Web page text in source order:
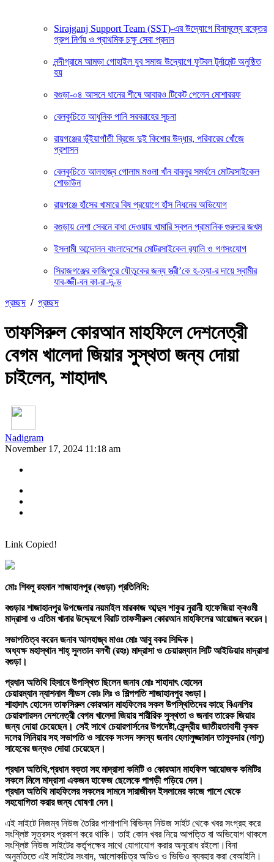
Sirajganj Support Team (SST)-এর উদ্যোগে বিনামূল্যে রক্তের
গ্রুপ নির্ণয় ও প্রাথমিক চক্ষু সেবা প্রদান
নন্দীগ্রামে আমড়া গোহাইল যুব সমাজ উদ্যোগে ফুটবল টুর্নামেন্ট অনুষ্ঠিত
হয়
বগুড়া-০৪ আসনে ধানের শীষে আবারও টিকেট পেলেন মোশাররফ
বেলকুচিতে আধুনিক পানি সরবরাহের সূচনা
রায়গঞ্জের ভূঁইয়াগাঁতী ব্রিজে দুই কিশোর উদ্ধার, পরিবারের খোঁজে
প্রশাসন
বেলকুচিতে আলহাজ্ব গোলাম মওলা খাঁন বাবলুর সমর্থনে মোটরসাইকেল
শোডাউন
রায়গঞ্জে হাঁসের খামারে বিষ প্রয়োগে হাঁস নিধনের অভিযোগ
বগুড়ায় নেশা সেবনে বাধা দেওয়ায় খামারি স্বপন প্রামানিক গুরুতর জখম
ইসলামী আন্দোলন বাংলাদেশের মোটরসাইকেল র‍্যালি ও গণসংযোগ
সিরাজগঞ্জের কাজিপুরে যৌতুকের জন্য স্ত্রী’কে হ-ত্যা-র দায়ে স্বামীর
যাব-জ্জী-বন কা-রা-দ-ন্ড
প্রচ্ছদ / প্রচ্ছদ
তাফসিরুল কোরআন মাহফিলে দেশনেত্রী
বেগম খালেদা জিয়ার সুস্থতা জন্য দোয়া
চাইলেন, শাহাদাৎ
Nadigram
November 17, 2024 11:18 am
Link Copied!
মোঃ শিবলু রহমান শাজাহানপুর (বগুড়া) প্রতিনিধি:
বগুড়ার শাজাহানপুর উপজেলার নয়মাইল মারকাজ আব্দুস শাকুর নুরানী হাফেজিয়া ক্বওমী
মাদ্রাসা ও এতিম খানার উদ্দ্যেগে বিরাট তাফসীরুল কোরআন মাহফিলের আয়োজন করেন।
সভাপতিত্ব করেন জনাব আলহাজ্ব মাওঃ মোঃ আবু বকর সিদ্দিক।
অধ্যক্ষ মহাস্থান শাহ্ সুলতান বলখী (রহঃ) মাদ্রাসা ও চেয়ারম্যান সিটি আইডিয়ার মাদ্রাসা
বগুড়া।
প্রধান অতিথি হিসাবে উপস্থিত ছিলেন জনাব মোঃ শাহাদাৎ হোসেন
চেয়ারম্যান ন্যাশনাল সীডস কোঃ লিঃ ও শিল্পপতি শাজাহানপুর বগুড়া।
শাহাদাৎ হোসেন তাফসিরুল কোরআন মাহফিলের সকল উপস্থিতিদের কাছে বিএনপির
চেয়ারপারসন দেশনেত্রী বেগম খালেদা জিয়ার শারীরিক সুস্থতা ও জনাব তারেক জিয়ার
জন্য দোয়া চেয়েছেন। সেই সাথে চেয়ারপার্সনের উপদেষ্টা,কেন্দ্রীয় জাতীয়তাবাদী কৃষক
দলের সিনিয়ার সহ সভাপতি ও সাবেক সংসদ সদস্য জনাব হেলালুজ্জামান তালুকদার (লালু)
সাহেবের জন্যও দোয়া চেয়েছেন।
প্রধান অতিথি,প্রধান বক্তা সহ মাদ্রাসা কমিটি ও কোরআন মাহফিল আয়োজক কমিটির
সকলে মিলে মাদ্রাসা একজন হাফেজ ছেলেকে পাগড়ী পড়িয়ে দেন।
প্রধান অতিথি মাহফিলের সকলের সামনে সারাজীবন ইসলামের কাজে পাশে থেকে
সহযোগিতা করার জন্য ঘোষণা দেন।
এই সাইটে নিজম্ব নিউজ তৈরির পাশাপাশি বিভিন্ন নিউজ সাইট থেকে খবর সংগ্রহ করে
সংশ্লিষ্ট সূত্রসহ প্রকাশ করে থাকি। তাই কোন খবর নিয়ে আপত্তি বা অভিযোগ থাকলে
সংশ্লিষ্ট নিউজ সাইটের কর্তৃপক্ষের সাথে যোগাযোগ করার অনুরোধ রইলো।বিনা
অনুমতিতে এই সাইটের সংবাদ, আলোকচিত্র অডিও ও ভিডিও ব্যবহার করা বেআইনি।